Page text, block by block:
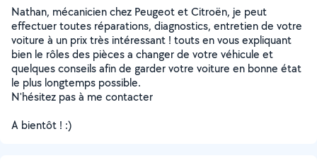
Nathan, mécanicien chez Peugeot et Citroën, je peut
effectuer toutes réparations, diagnostics, entretien de votre
voiture à un prix très intéressant ! touts en vous expliquant
bien le rôles des pièces a changer de votre véhicule et
quelques conseils afin de garder votre voiture en bonne état
le plus longtemps possible.
N'hésitez pas à me contacter
A bientôt ! :)